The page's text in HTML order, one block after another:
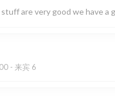
are very good we have a
- 来宾 6